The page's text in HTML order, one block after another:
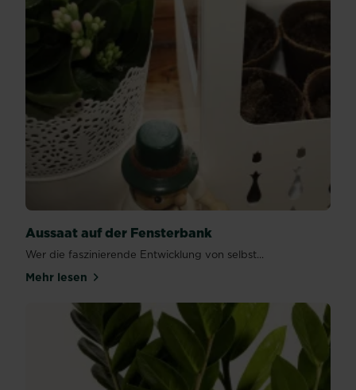
Aussaat auf der Fensterbank
Wer die faszinierende Entwicklung von selbst...
Mehr lesenüber Aussaat auf der Fensterbank